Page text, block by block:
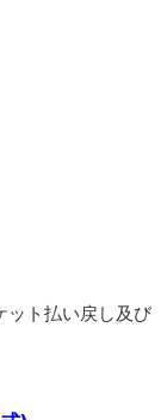
ット払い戻し及び